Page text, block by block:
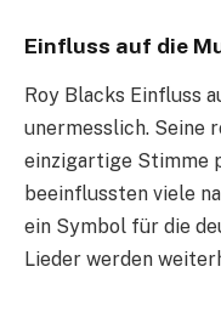
Einfluss auf die
Roy Blacks Einfluss
unermesslich. Seine
einzigartige Stimme
beeinflussten viele
ein Symbol für die
Lieder werden